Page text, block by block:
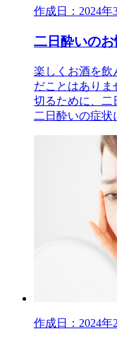
作成日：2024年
二日酔いの
楽しくお酒を飲
だことはありま
切るために、二
二日酔いの症状
作成日：2024年